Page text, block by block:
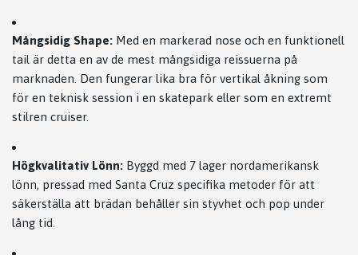
Mångsidig Shape: Med en markerad nose och en funktionell
tail är detta en av de mest mångsidiga reissuerna på
marknaden. Den fungerar lika bra för vertikal åkning som
för en teknisk session i en skatepark eller som en extremt
stilren cruiser.
Högkvalitativ Lönn: Byggd med 7 lager nordamerikansk
lönn, pressad med Santa Cruz specifika metoder för att
säkerställa att brädan behåller sin styvhet och pop under
lång tid.